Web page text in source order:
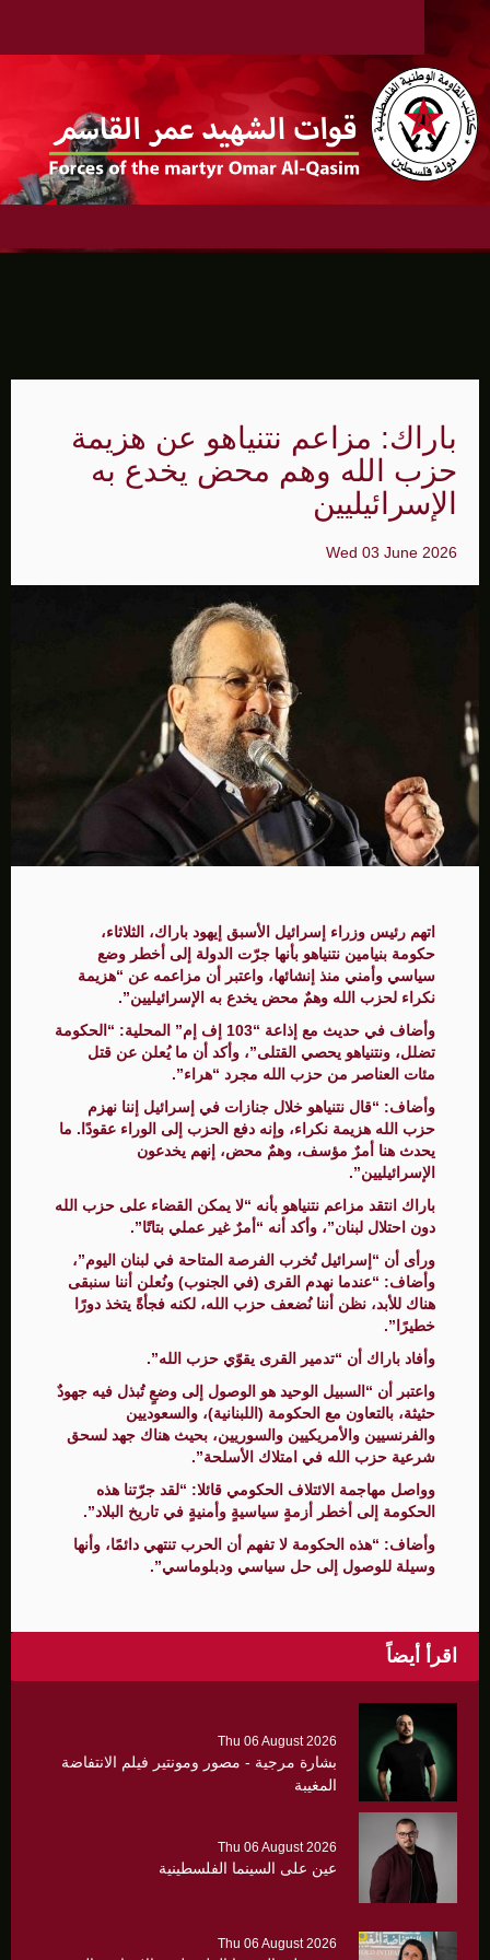
باراك: مزاعم نتنياهو عن هزيمة
حزب الله وهم محض يخدع به
الإسرائيليين
Wed 03 June 2026
اتهم رئيس وزراء إسرائيل الأسبق إيهود باراك، الثلاثاء،
حكومة بنيامين نتنياهو بأنها جرّت الدولة إلى أخطر وضع
سياسي وأمني منذ إنشائها، واعتبر أن مزاعمه عن “هزيمة
نكراء لحزب الله وهمٌ محض يخدع به الإسرائيليين”.
وأضاف في حديث مع إذاعة “103 إف إم” المحلية: “الحكومة
تضلل، ونتنياهو يحصي القتلى”، وأكد أن ما يُعلن عن قتل
مئات العناصر من حزب الله مجرد “هراء”.
وأضاف: “قال نتنياهو خلال جنازات في إسرائيل إننا نهزم
حزب الله هزيمة نكراء، وإنه دفع الحزب إلى الوراء عقودًا. ما
يحدث هنا أمرٌ مؤسف، وهمٌ محض، إنهم يخدعون
الإسرائيليين”.
باراك انتقد مزاعم نتنياهو بأنه “لا يمكن القضاء على حزب الله
دون احتلال لبنان”، وأكد أنه “أمرٌ غير عملي بتاتًا”.
ورأى أن “إسرائيل تُخرب الفرصة المتاحة في لبنان اليوم”،
وأضاف: “عندما نهدم القرى (في الجنوب) ونُعلن أننا سنبقى
هناك للأبد، نظن أننا نُضعف حزب الله، لكنه فجأةً يتخذ دورًا
خطيرًا”.
وأفاد باراك أن “تدمير القرى يقوّي حزب الله”.
واعتبر أن “السبيل الوحيد هو الوصول إلى وضعٍ تُبذل فيه جهودٌ
حثيثة، بالتعاون مع الحكومة (اللبنانية)، والسعوديين
والفرنسيين والأمريكيين والسوريين، بحيث هناك جهد لسحق
شرعية حزب الله في امتلاك الأسلحة”.
وواصل مهاجمة الائتلاف الحكومي قائلا: “لقد جرّتنا هذه
الحكومة إلى أخطر أزمةٍ سياسيةٍ وأمنيةٍ في تاريخ البلاد”.
وأضاف: “هذه الحكومة لا تفهم أن الحرب تنتهي دائمًا، وأنها
وسيلة للوصول إلى حل سياسي ودبلوماسي”.
اقرأ أيضاً
Thu 06 August 2026
بشارة مرجية - مصور ومونتير فيلم الانتفاضة
المغيبة
Thu 06 August 2026
عين على السينما الفلسطينية
Thu 06 August 2026